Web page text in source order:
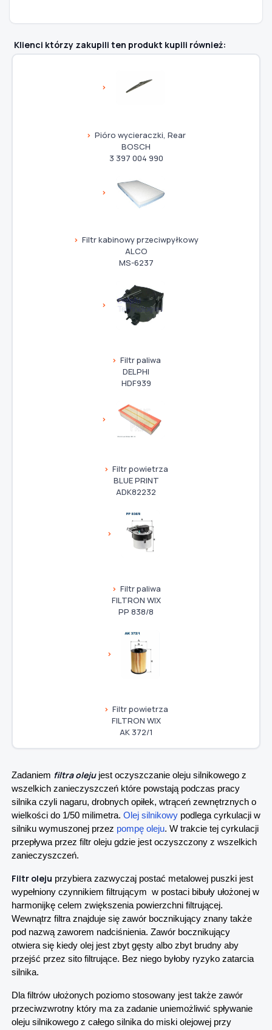
Klienci którzy zakupili ten produkt kupili również:
Pióro wycieraczki, Rear
BOSCH
3 397 004 990
Filtr kabinowy przeciwpyłkowy
ALCO
MS-6237
Filtr paliwa
DELPHI
HDF939
Filtr powietrza
BLUE PRINT
ADK82232
Filtr paliwa
FILTRON WIX
PP 838/8
Filtr powietrza
FILTRON WIX
AK 372/1
Zadaniem filtra olejujest oczyszczanie oleju silnikowego z
wszelkich zanieczyszczeń które powstają podczas pracy
silnika czyli nagaru, drobnych opiłek, wtrąceń zewnętrznych o
wielkości do 1/50 milimetra. Olej silnikowy podlega cyrkulacji w
silniku wymuszonej przez pompę oleju. W trakcie tej cyrkulacji
przepływa przez filtr oleju gdzie jest oczyszczony z wszelkich
zanieczyszczeń.
Filtr oleju przybiera zazwyczaj postać metalowej puszki jest
wypełniony czynnikiem filtrującym w postaci bibuły ułożonej w
harmonijkę celem zwiększenia powierzchni filtrującej.
Wewnątrz filtra znajduje się zawór bocznikujący znany także
pod nazwą zaworem nadciśnienia. Zawór bocznikujący
otwiera się kiedy olej jest zbyt gęsty albo zbyt brudny aby
przejść przez sito filtrujące. Bez niego byłoby ryzyko zatarcia
silnika.
Dla filtrów ułożonych poziomo stosowany jest także zawór
przeciwzwrotny który ma za zadanie uniemożliwić spływanie
oleju silnikowego z całego silnika do miski olejowej przy